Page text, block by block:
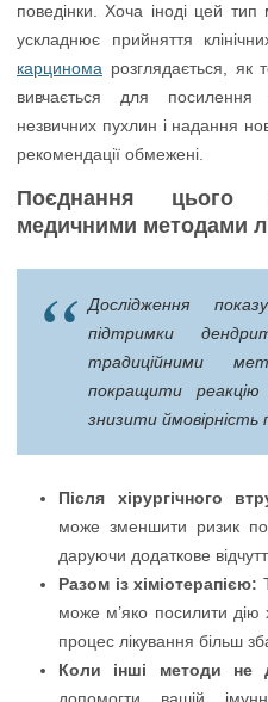
поведінки. Хоча іноді цей тип
ускладнює прийняття
карцинома розглядається, як
вивчається для посилення
незвичних пухлин і надання
рекомендації обмежені.
Поєднання
медичними методами
Дослідження
підтримки
традиційними
покращити
знизити ймовірність
Після хірургічного
може зменшити ризик
даруючи додаткове
Разом із хіміотерапією:
може м’яко посилити дію
процес лікування більш
Коли інші методи не